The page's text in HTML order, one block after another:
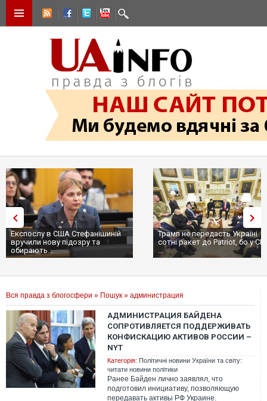
Експослу в США Стефанішиній
вручили нову підозру та
обирають...
Трамп не передасть Україні
сотні ракет до Patriot, бо у
...
Вся правда з блогосфери » Пошук » администрация
АДМИНИСТРАЦИЯ БАЙДЕНА
СОПРОТИВЛЯЕТСЯ ПОДДЕРЖИВАТЬ
КОНФИСКАЦИЮ АКТИВОВ РОССИИ –
NYT
Категорія: Політичні новини України та світу:
читати новини політики
Ранее Байден лично заявлял, что
подготовил инициативу, позволяющую
передавать активы РФ Украине.